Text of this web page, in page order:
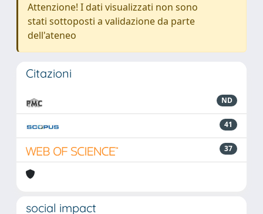
Attenzione! I dati visualizzati non sono
stati sottoposti a validazione da parte
dell'ateneo
Citazioni
ND
41
37
social impact